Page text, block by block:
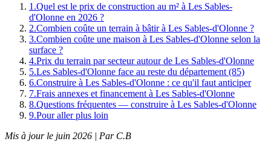
1 .Quel est le prix de construction au m² à Les Sables-
d'Olonne en 2026 ?
2.Combien coûte un terrain à bâtir à Les Sables-d'Olonne ?
3.Combien coûte une maison à Les Sables-d'Olonne selon la
surface ?
4.Prix du terrain par secteur autour de Les Sables-d'Olonne
5.Les Sables-d'Olonne face au reste du département (85)
6.Construire à Les Sables-d'Olonne : ce qu'il faut anticiper
7.Frais annexes et financement à Les Sables-d'Olonne
8.Questions fréquentes — construire à Les Sables-d'Olonne
9.Pour aller plus loin
Mis à jour le juin 2026 | Par C.B